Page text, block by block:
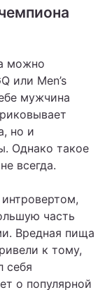
можно
или Men’s
мужчина
но и
Однако такое
всегда.
часть
Вредная пища
к тому,
себя
о популярной